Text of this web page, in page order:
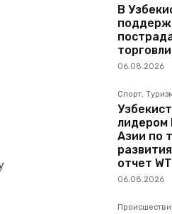
В
06.08.2026
Спорт,
лидером
Азии по
отчет
06.08.2026